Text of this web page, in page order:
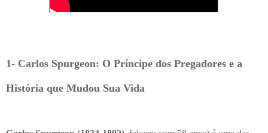
1- Carlos Spurgeon: O Príncipe dos Pregadores e a
História que Mudou Sua Vida